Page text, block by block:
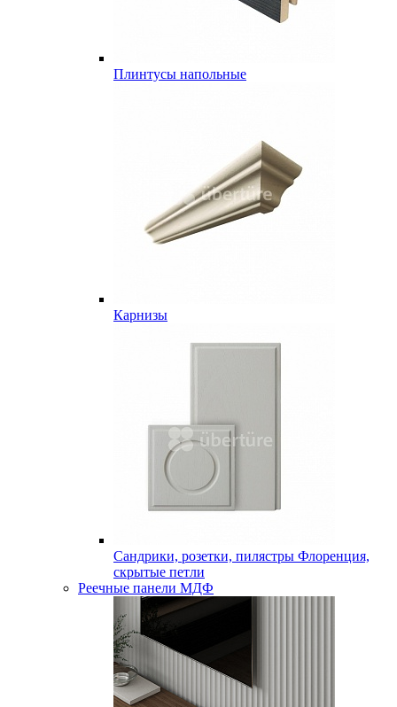
Плинтусы напольные
Карнизы
Сандрики, розетки, пилястры Флоренция,
скрытые петли
Реечные панели МДФ